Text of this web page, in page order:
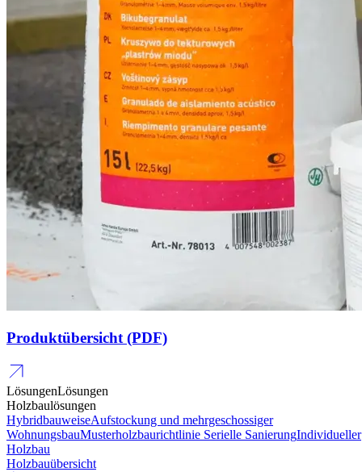
Produktübersicht (PDF)
LösungenLösungen
Holzbaulösungen
HybridbauweiseAufstockung und mehrgeschossiger
WohnungsbauMusterholzbaurichtlinie Serielle SanierungIndividueller
Holzbau
Holzbauübersicht